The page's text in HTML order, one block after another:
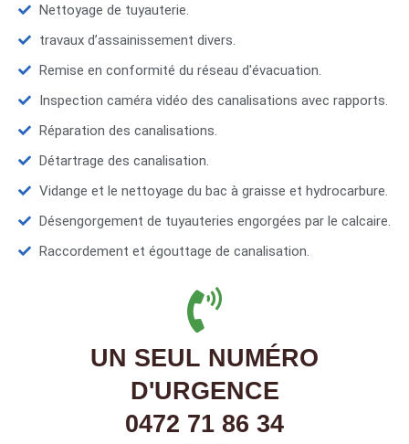
Nettoyage de tuyauterie.
travaux d’assainissement divers.
Remise en conformité du réseau d'évacuation.
Inspection caméra vidéo des canalisations avec rapports.
Réparation des canalisations.
Détartrage des canalisation.
Vidange et le nettoyage du bac à graisse et hydrocarbure.
Désengorgement de tuyauteries engorgées par le calcaire.
Raccordement et égouttage de canalisation.
UN SEUL NUMÉRO
D'URGENCE
0472 71 86 34